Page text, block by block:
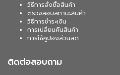
วิธีการสั่งซื้อสินค้า
ตรวจสอบสถานะสินค้า
วิธีการชำระเงิน
การเปลี่ยนคืนสินค้า
การใช้คูปองส่วนลด
ติดต่อสอบถาม